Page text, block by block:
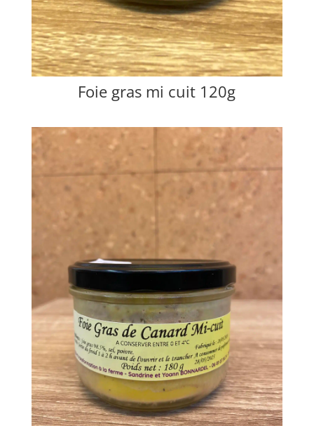
Foie gras mi cuit 120g